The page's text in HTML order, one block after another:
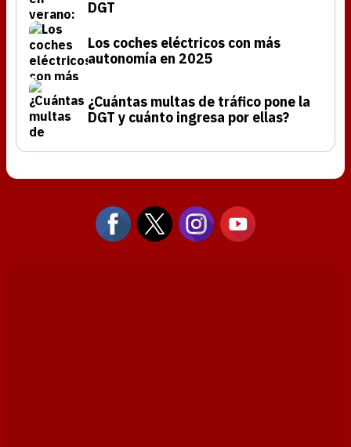
DGT
Los coches eléctricos con más
autonomía en 2025
¿Cuántas multas de tráfico pone la
DGT y cuánto ingresa por ellas?